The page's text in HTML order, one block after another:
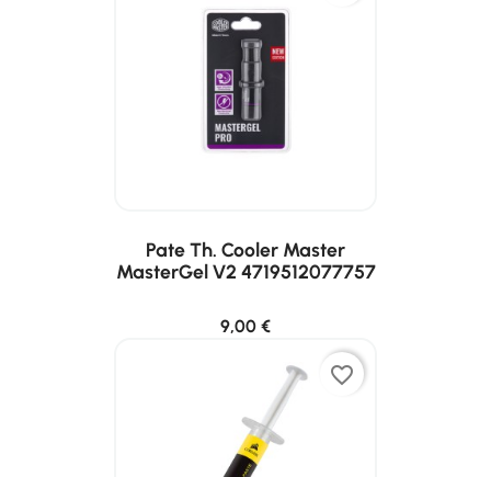
Pate Th. Cooler Master
MasterGel V2 4719512077757
9,00 €
favorite_border